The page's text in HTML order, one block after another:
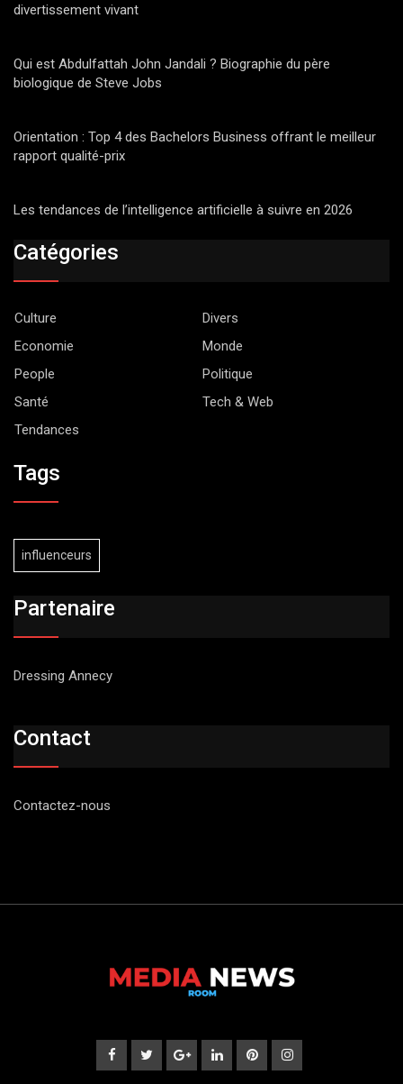
divertissement vivant
Qui est Abdulfattah John Jandali ? Biographie du père
biologique de Steve Jobs
Orientation : Top 4 des Bachelors Business offrant le meilleur
rapport qualité-prix
Les tendances de l’intelligence artificielle à suivre en 2026
Catégories
Culture
Divers
Economie
Monde
People
Politique
Santé
Tech & Web
Tendances
Tags
influenceurs
Partenaire
Dressing Annecy
Contact
Contactez-nous